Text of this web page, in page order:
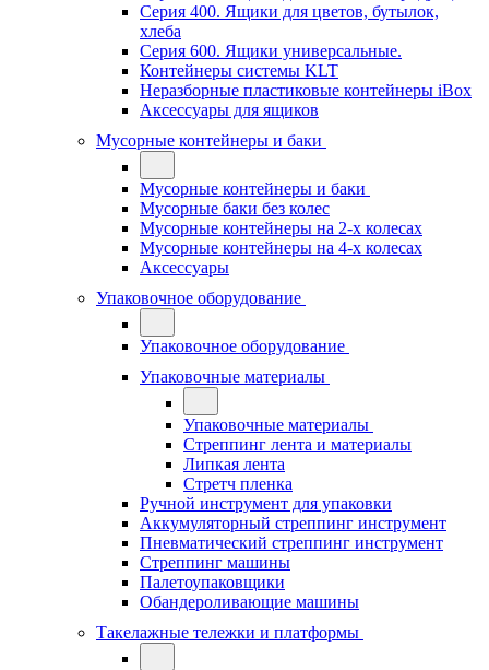
Серия 400. Ящики для цветов, бутылок,
хлеба
Серия 600. Ящики универсальные.
Контейнеры системы KLT
Неразборные пластиковые контейнеры iBox
Аксессуары для ящиков
Мусорные контейнеры и баки
Мусорные контейнеры и баки
Мусорные баки без колес
Мусорные контейнеры на 2-х колесах
Мусорные контейнеры на 4-х колесах
Аксессуары
Упаковочное оборудование
Упаковочное оборудование
Упаковочные материалы
Упаковочные материалы
Стреппинг лента и материалы
Липкая лента
Стретч пленка
Ручной инструмент для упаковки
Аккумуляторный стреппинг инструмент
Пневматический стреппинг инструмент
Стреппинг машины
Палетоупаковщики
Обандероливающие машины
Такелажные тележки и платформы